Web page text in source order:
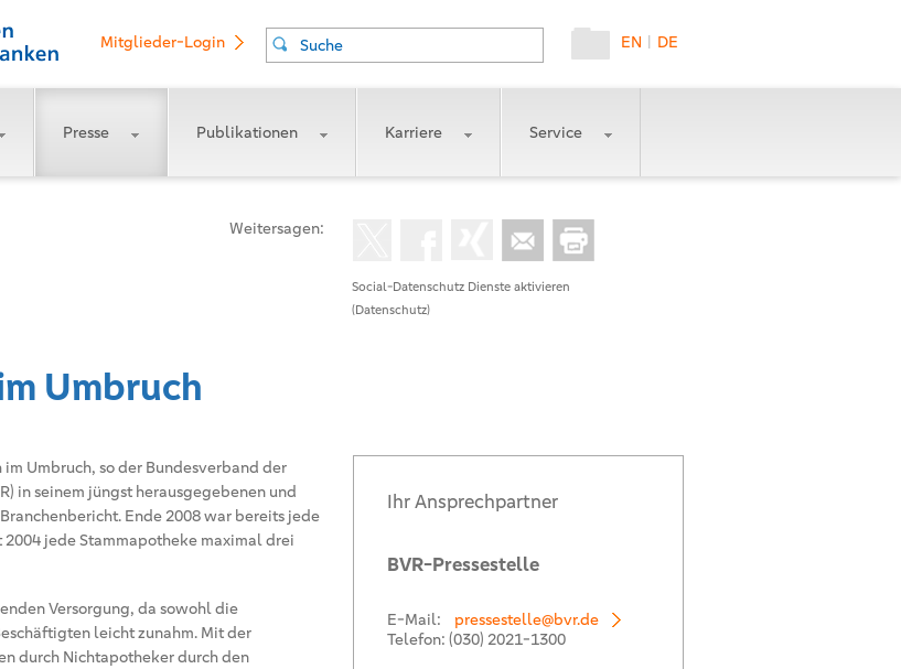
DE
|
EN
Suche
Mitglieder-Login
Presse Publikationen Karriere Service
Social-Datenschutz Dienste aktivieren
(Datenschutz)
Weitersagen:
Umbruch
Umbruch, so der Bundesverband der
in seinem jüngst herausgegebenen und
Ende 2008 war bereits jede
jede Stammapotheke maximal drei
Versorgung, da sowohl die
leicht zunahm. Mit der
durch Nichtapotheker durch den
Ihr Ansprechpartner
BVR-Pressestelle
E-Mail:
pressestelle@bvr.de
Telefon: (030) 2021-1300